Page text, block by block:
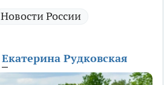
Новости России
Екатерина Рудковская